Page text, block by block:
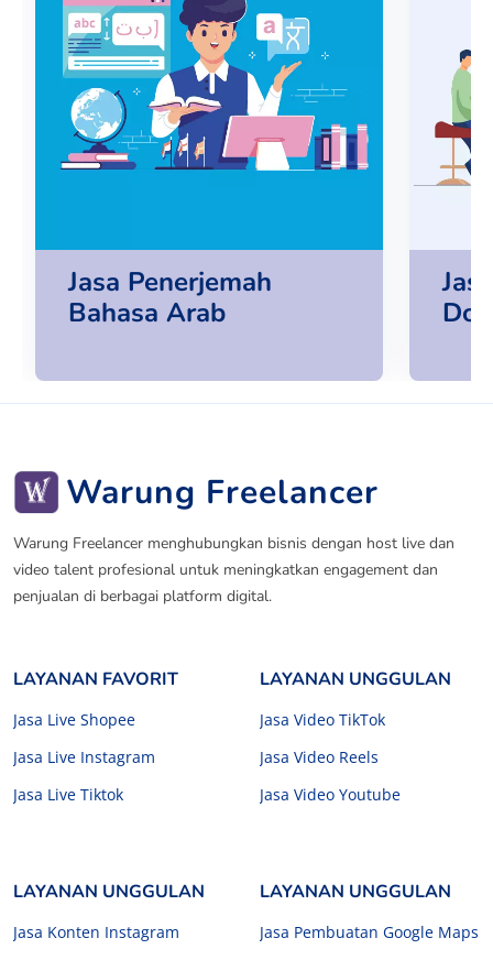
Jasa Penerjemah
Bahasa Arab
Warung Freelancer
Warung Freelancer menghubungkan bisnis dengan host live dan
video talent profesional untuk meningkatkan engagement dan
penjualan di berbagai platform digital.
LAYANAN FAVORIT
Jasa Live Shopee
Jasa Live Instagram
Jasa Live Tiktok
LAYANAN UNGGULAN
Jasa Video TikTok
Jasa Video Reels
Jasa Video Youtube
LAYANAN UNGGULAN
Jasa Konten Instagram
LAYANAN UNGGULAN
Jasa Pembuatan Google Maps